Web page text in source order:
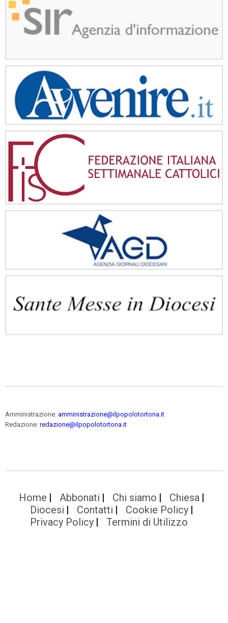
Amministrazione: amministrazione@ilpopolotortona.it
Redazione: redazione@ilpopolotortona.it
Home Abbonati Chi siamo
Chiesa
Diocesi
Contatti
Cookie Policy
Privacy Policy
Termini di Utilizzo